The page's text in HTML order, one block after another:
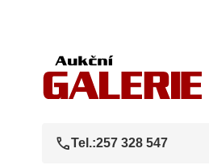
callTel.:257 328 547